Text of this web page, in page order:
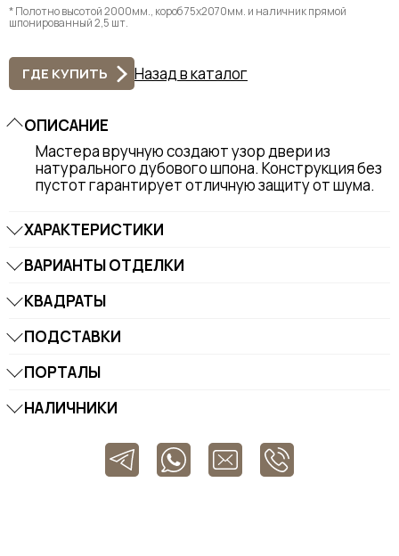
* Полотно высотой 2000мм., короб 75х2070мм. и наличник прямой
шпонированный 2,5 шт.
ГДЕ КУПИТЬ Назад в каталог
ОПИСАНИЕ
Мастера вручную создают узор двери из
натурального дубового шпона. Конструкция без
пустот гарантирует отличную защиту от шума.
ХАРАКТЕРИСТИКИ
ВАРИАНТЫ ОТДЕЛКИ
КВАДРАТЫ
ПОДСТАВКИ
ПОРТАЛЫ
НАЛИЧНИКИ